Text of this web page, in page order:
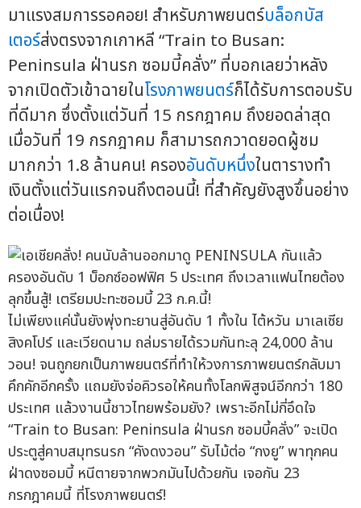
มาแรงสมการรอคอย! สำหรับภาพยนตร์บล็อกบัส
เตอร์ส่งตรงจากเกาหลี “Train to Busan:
Peninsula ฝ่านรก ซอมบี้คลั่ง” ที่บอกเลยว่าหลัง
จากเปิดตัวเข้าฉายในโรงภาพยนตร์ก็ได้รับการตอบรับ
ที่ดีมาก ซึ่งตั้งแต่วันที่ 15 กรกฎาคม ถึงยอดล่าสุด
เมื่อวันที่ 19 กรกฎาคม ก็สามารถกวาดยอดผู้ชม
มากกว่า 1.8 ล้านคน! ครองอันดับหนึ่งในตารางทำ
เงินตั้งแต่วันแรกจนถึงตอนนี้! ที่สำคัญยังสูงขึ้นอย่าง
ต่อเนื่อง!
ไม่เพียงแค่นั้นยังพุ่งทะยานสู่อันดับ 1 ทั้งใน ไต้หวัน มาเลเซีย
สิงคโปร์ และเวียดนาม ถล่มรายได้รวมกันทะลุ 24,000 ล้าน
วอน! จนถูกยกเป็นภาพยนตร์ที่ทำให้วงการภาพยนตร์กลับมา
คึกคักอีกครั้ง แถมยังจ่อคิวรอให้คนทั้งโลกพิสูจน์อีกกว่า 180
ประเทศ แล้วงานนี้ชาวไทยพร้อมยัง? เพราะอีกไม่กี่อึดใจ
“Train to Busan: Peninsula ฝ่านรก ซอมบี้คลั่ง” จะเปิด
ประตูสู่คาบสมุทรนรก “คังดงวอน” รับไม้ต่อ “กงยู” พาทุกคน
ฝ่าดงซอมบี้ หนีตายจากพวกมันไปด้วยกัน เจอกัน 23
กรกฎาคมนี้ ที่โรงภาพยนตร์!